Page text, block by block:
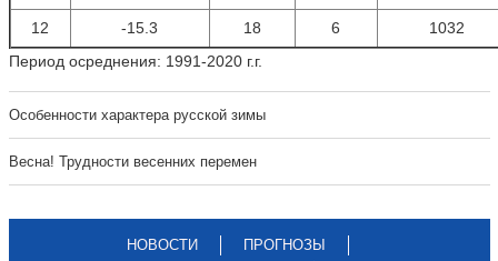
12 -15.3 18 6
1032
Период осреднения: 1991-2020 г.г.
Особенности характера русской зимы
Весна! Трудности весенних перемен
НОВОСТИ
ПРОГНОЗЫ